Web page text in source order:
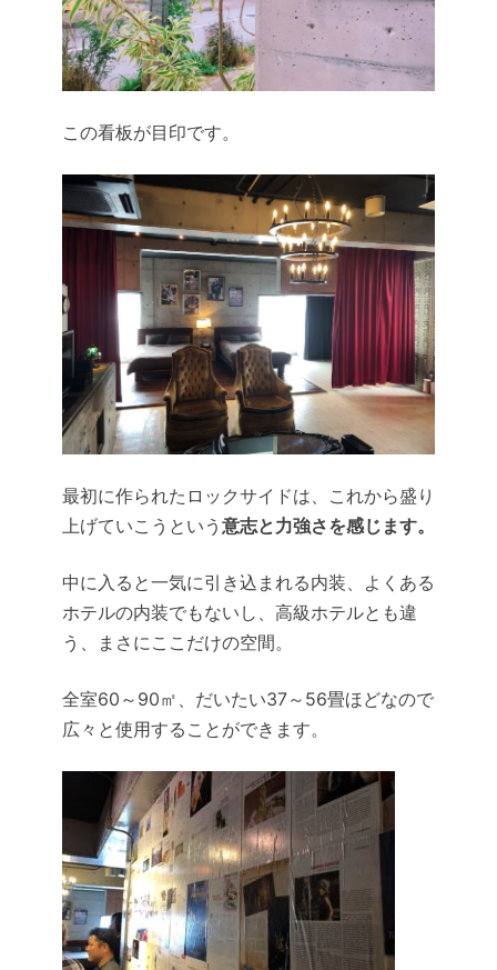
この看板が目印です。
最初に作られたロックサイドは、これから盛り
上げていこうという 意志と力強さを感じます。
中に入ると一気に引き込まれる内装、 よくある
ホテルの内装でもないし、高級ホテルとも違
う、まさにここだけの空間。
全室60～90㎡、だいたい37～56畳ほどなので
広々と使用することができます。